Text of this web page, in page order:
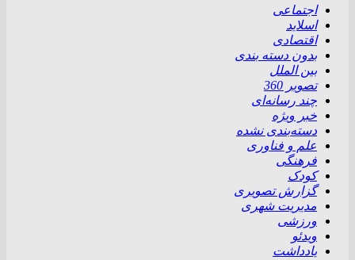
اجتماعی
اسلاید
اقتصادی
بدون دسته بندی
بین الملل
تصویر 360
چند رسانه‌ای
خبر ویژه
دسته‌بندی نشده
علم و فناوری
فرهنگی
کودک
گزارش تصویری
مدیریت شهری
ورزشی
ویدئو
یادداشت